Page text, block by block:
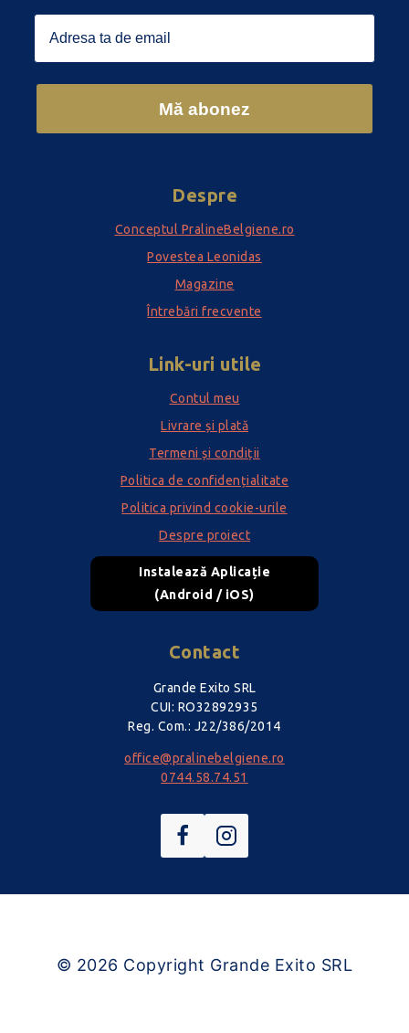
Email
Mă abonez
Despre
Conceptul PralineBelgiene.ro
Povestea Leonidas
Magazine
Întrebări frecvente
Link-uri utile
Contul meu
Livrare și plată
Termeni și condiții
Politica de confidențialitate
Politica privind cookie-urile
Despre proiect
Instalează Aplicație
(Android / iOS)
Contact
Grande Exito SRL
CUI: RO32892935
Reg. Com.: J22/386/2014
office@pralinebelgiene.ro
0744.58.74.51
© 2026 Copyright Grande Exito SRL